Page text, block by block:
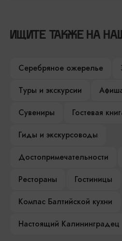
ИЩИТЕ ТАКЖЕ НА
Серебряное ожерелье
Туры и экскурсии
Сувениры
Гостевая
Гиды и экскурсоводы
Достопримечательности
Рестораны
Гостиницы
Компас Балтийской кухни
Настоящий Калининградец